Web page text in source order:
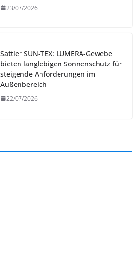
23/07/2026
Sattler SUN-TEX: LUMERA-Gewebe
bieten langlebigen Sonnenschutz für
steigende Anforderungen im
Außenbereich
22/07/2026